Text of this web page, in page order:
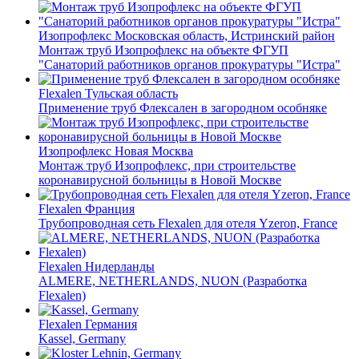
Изопрофлекс Московская область, Истринский район
Монтаж труб Изопрофлекс на объекте ФГУП
"Санаторий работников органов прокуратуры "Истра"
Flexalen Тульская область
Применение труб Флексален в загородном особняке
Изопрофлекс Новая Москва
Монтаж труб Изопрофлекс, при строительстве
коронавирусной больницы в Новой Москве
Flexalen Франция
Трубопроводная сеть Flexalen для отеля Yzeron, France
Flexalen Нидерланды
ALMERE, NETHERLANDS, NUON (Разработка
Flexalen)
Flexalen Германия
Kassel, Germany